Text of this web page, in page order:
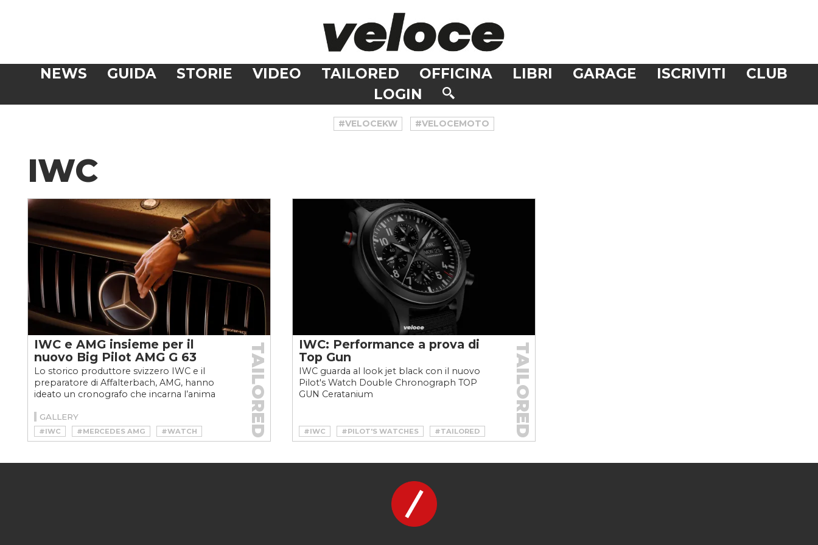
NEWS GUIDA STORIE VIDEO TAILORED OFFICINA LIBRI GARAGE ISCRIVITI
CLUB
LOGIN
#VELOCEKW #VELOCEMOTO
IWC
IWC e AMG insieme per il
nuovo Big Pilot AMG G 63
Lo storico produttore svizzero IWC e il
preparatore di Affalterbach, AMG, hanno
ideato un cronografo che incarna l’anima
TAILORED
GALLERY
#IWC #MERCEDES AMG #WATCH
IWC: Performance a prova di
Top Gun
IWC guarda al look jet black con il nuovo
Pilot's Watch Double Chronograph TOP
GUN Ceratanium
TAILORED
#IWC #PILOT'S WATCHES
#TAILORED
#TOP GUN
#WATCH